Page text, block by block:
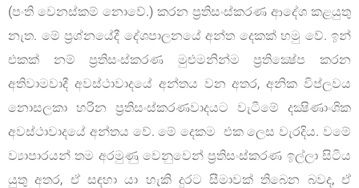
(පංති වෙනස්කම් නොවේ.) කරන ප්‍රතිසංස්කරණ ආදේශ කළයුතු
නැත. මේ ප්‍රශ්නයේදී දේශපාලනයේ අන්ත දෙකක් හමු වේ. ඉන්
එකක් නම් ප්‍රතිසංස්කරණ මුළුමනින්ම ප්‍රතික්‍ෂේප කරන
අතිවාමවාදී අවස්ථාවාදයේ අන්තය වන අතර, අනික විප්ලවය
නොසලකා හරින ප්‍රතිසංස්කරණවාදයට වැටීමේ දක්‍ෂිණාංශික
අවස්ථාවාදයේ අන්තය වේ. මේ දෙකම එක ලෙස වැරදිය. වමේ
ව්‍යාපාරයන් තම අරමුණු වෙනුවෙන් ප්‍රතිසංස්කරණ ඉල්ලා සිටිය
යුතු අතර, ඒ සඳහා යා හැකි දුරට සීමාවක් තිබෙන බවද, ඒ